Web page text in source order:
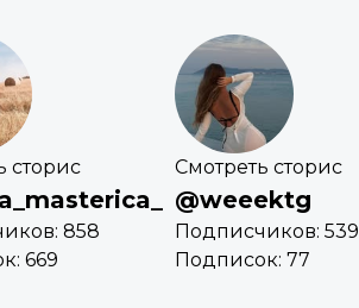
сторис
858
669
Смотреть сторис
@weeektg
Подписчиков: 539
Подписок: 77